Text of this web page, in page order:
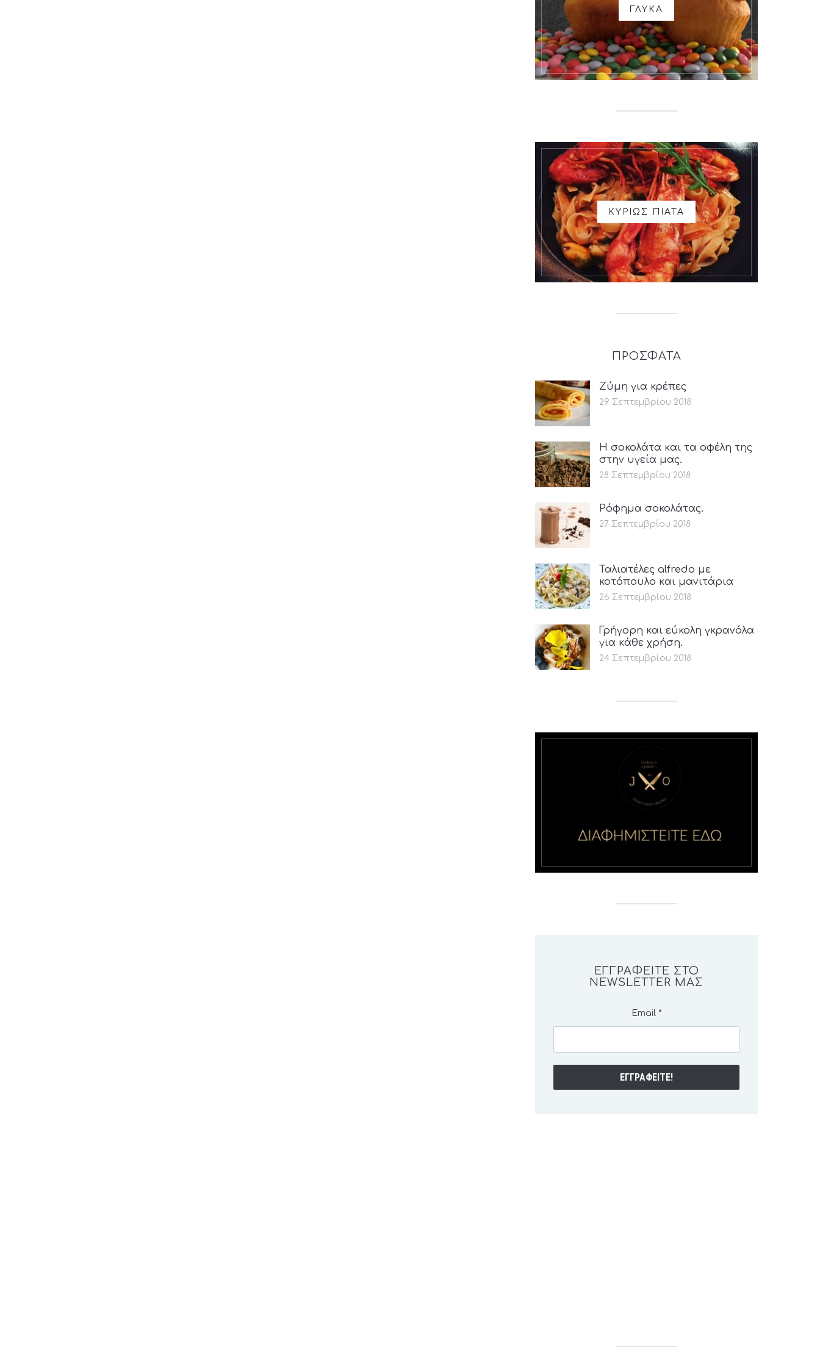
ΓΛΥΚΑ
ΚΥΡΙΩΣ ΠΙΑΤΑ
ΠΡΟΣΦΑΤΑ
Ζύμη για κρέπες
29 Σεπτεμβρίου 2018
Η σοκολάτα και τα οφέλη της
στην υγεία μας.
28 Σεπτεμβρίου 2018
Ρόφημα σοκολάτας.
27 Σεπτεμβρίου 2018
Ταλιατέλες alfredo με
κοτόπουλο και μανιτάρια
26 Σεπτεμβρίου 2018
Γρήγορη και εύκολη γκρανόλα
για κάθε χρήση.
24 Σεπτεμβρίου 2018
ΕΓΓΡΑΦΕΊΤΕ ΣΤΟ
NEWSLETTER ΜΑΣ
Email *